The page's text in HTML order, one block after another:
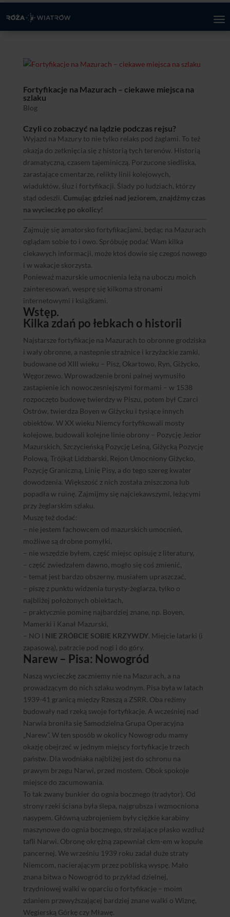
Fortyfikacje na Mazurach – ciekawe miejsca na
szlaku
Blog
Czyli co zobaczyć na lądzie podczas rejsu?
Wyjazd na Mazury to nie tylko relaks pod żaglami. To też
okazja do zetknięcia się z historią tych terenów. Historią
dramatyczną, czasem tajeminiczą. Porzucone siedliska,
zarastające cmentarze, relikty linii kolejowych,
wiaduktów, śluz i fortyfikacji. Ślady po ludziach, którzy
stąd odeszli. Cumując gdzieś nad jeziorem, znajdźmy czas
na wycieczkę po okolicy!
Zajmuję się amatorsko fortyfikacjami, będąc na Mazurach
oglądam sobie to i owo. Spróbuję podać Wam kilka
ciekawych informacji, może ktoś dowie się czegoś nowego
i w wakacje skorzysta.
Ponieważ mazurskie umocnienia leżą na uboczu moich
zainteresowań, wesprę się kilkoma stronami
internetowymi i książkami.
Wstęp.
Kilka zdań po łebkach o historii
Najstarsze fortyfikacje na Mazurach to obronne grodziska
i wały obronne, a nastepnie strażnice i krzyżackie zamki,
budowane od XIII wieku – Pisz, Okartowo, Ryn, Giżycko,
Węgorzewo. Wprowadzenie broni palnej wymusiło
zastapienie ich nowoczesniejszymi formami – w 1538
rozpoczęto budowę twierdzy w Piszu, potem był Czarci
Ostrów, twierdza Boyen w Giżycku i tysiące innych
obiektów. W XX wieku Niemcy fortyfikowali mosty
kolejowe, budowali kolejne linie obrony – Pozycję Jezior
Mazurskich, Szczycieńską Pozycję Leśną, Giżycką Pozycję
Polową, Trójkąt Lidzbarski, Rejon Umocniony Giżycko,
Pozycję Graniczną, Linię Pisy, a do tego szereg kwater
dowodzenia. Większość z nich została zniszczona lub
popadła w ruinę. Zajmijmy się najciekawszymi, leżącymi
przy żeglarskim szlaku.
Muszę też dodać:
– nie jestem fachowcem od mazurskich umocnień,
możliwe są drobne pomyłki,
– nie wszędzie byłem, część miejsc opisuję z literatury,
– część zwiedzałem dawno, mogło się coś zmienić,
– temat jest bardzo obszerny, musiałem upraszczać,
– piszę z punktu widzenia turysty-żeglarza, tylko o
najbliżej położonych obiektach,
– praktycznie pominę najbardziej znane, np. Boyen,
Mamerki i Kanał Mazurski,
– NO I NIE ZRÓBCIE SOBIE KRZYWDY. Miejcie latarki (i
zapasową), patrzcie pod nogi i do góry.
Narew – Pisa: Nowogród
Naszą wycieczkę zaczniemy nie na Mazurach, a na
prowadzącym do nich szlaku wodnym. Pisa była w latach
1939-41 granicą między Rzeszą a ZSRR. Oba reżimy
budowały nad rzeką swoje fortyfikacje. A wcześniej nad
Narwia broniła się Samodzielna Grupa Operacyjna
„Narew”. W ten sposób w okolicy Nowogrodu mamy
okazję obejrzeć w jednym miejscy fortyfikacje trzech
państw. Dla wodniaka najbliżej jest do schronu na
prawym brzegu Narwi, przed mostem. Obok spokoje
miejsce do zacumowania.
To tak zwany bunkier do ognia bocznego (tradytor). Od
strony rzeki ściana była ślepa, najgrubsza i wzmocniona
nasypem. Główną uzbrojeniem były ciężkie karabiny
maszynowe do ognia bocznego, strzelające płasko wzdłuż
tafli Narwi. Obronę okrężną zapewniał ckm-em w kopule
pancernej. We wrześniu 1939 roku zadał duże straty
Niemcom, nacierającym przez pobliską wyspę. Mało
znana bitwa o Nowogród to przykład dzielnej,
trzydniowej walki w oparciu o fortyfikacje – moim
zdaniem przewyższającej bardziej znane walki o Wiznę,
Węgierską Górkę czy Mławę.